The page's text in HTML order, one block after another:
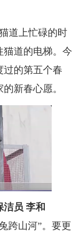
道上忙碌的时
猫道的电梯。今
过的第五个春
新春心愿。
员 李和
跨山河”。要更